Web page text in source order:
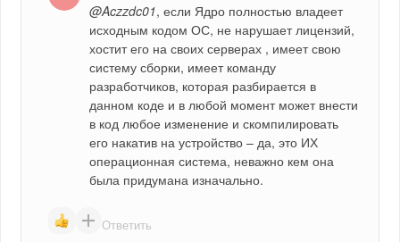
@Aczzdc01, если Ядро полностью владеет
исходным кодом ОС, не нарушает лицензий,
хостит его на своих серверах , имеет свою
систему сборки, имеет команду
разработчиков, которая разбирается в
данном коде и в любой момент может внести
в код любое изменение и скомпилировать
его накатив на устройство – да, это ИХ
операционная система, неважно кем она
была придумана изначально.
Ответить